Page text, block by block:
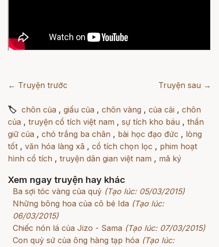
← Truyện trước Truyện sau →
🏷 chôn của , giấu của , chôn vàng , của cải , chôn
của , truyện cổ tích việt nam , sự tích kho báu , thần
giữ của , chó trắng ba chân , bài học đạo đức , lòng
tốt , văn hóa làng xã , cổ tích chọn lọc , phim hoạt
hình cổ tích , truyện dân gian việt nam , mã ký
Xem ngay truyện hay khác
Ba sợi tóc vàng của quỷ (Tạo lúc: 05/03/2015)
Những bông hoa của cô bé Ida (Tạo lúc:
06/03/2015)
Chiếc nón lá của Jizo - Sama (Tạo lúc: 07/03/2015)
Con quỷ sứ của ông hàng tạp hóa (Tạo lúc: